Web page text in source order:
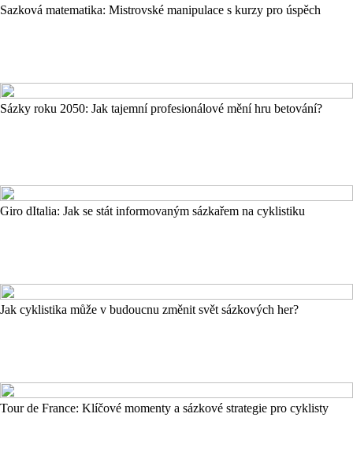
Sazková matematika: Mistrovské manipulace s kurzy pro úspěch
Sázky roku 2050: Jak tajemní profesionálové mění hru betování?
Giro dItalia: Jak se stát informovaným sázkařem na cyklistiku
Jak cyklistika může v budoucnu změnit svět sázkových her?
Tour de France: Klíčové momenty a sázkové strategie pro cyklisty